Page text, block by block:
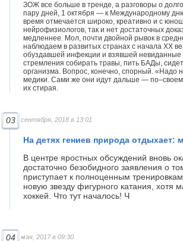
ЗОЖ все больше в тренде, а разговоры о
пару дней, 1 октября — к Международному
время отмечается широко, креативно и с
нейрофизиологов, так и нет достаточных
медленнее. Мол, почти двойной рывок в
наблюдаем в развитых странах с начала XX
обуздавшей инфекции и взявшей
стремления собирать травы, пить БАДы,
организма. Вопрос, конечно, спорный. «Надо
медики. Сами же они идут дальше —
их стирая.
03 сентября, 2018 в 13:01
На детях гениев природа отдыхает:
В центре яростных обсуждений вновь
достаточно безобидного заявления о
приступает к полноценным
новую звезду фигурного катания, хотя
хоккей. Что тут началось! Ч
04 мая, 2017 в 09:30